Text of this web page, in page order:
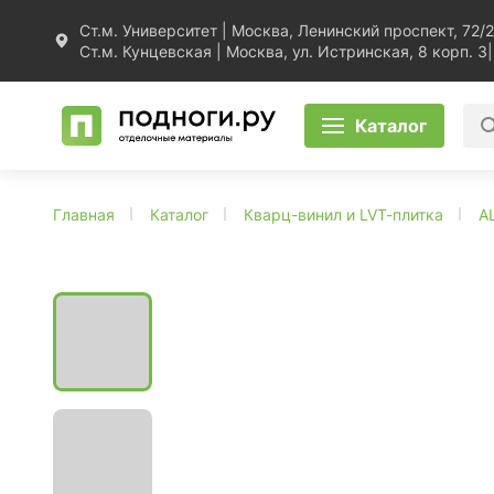
Ст.м. Университет | Москва, Ленинский проспект, 72/2
Ст.м. Кунцевская | Москва, ул. Истринская, 8 корп. 3
Каталог
Главная Каталог Кварц-винил и LVT-плитка